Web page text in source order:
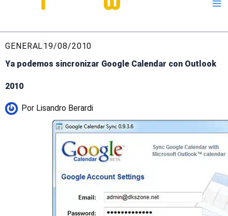
GENERAL19/08/2010
Ya podemos sincronizar Google Calendar con Outlook
2010
Por Lisandro Berardi